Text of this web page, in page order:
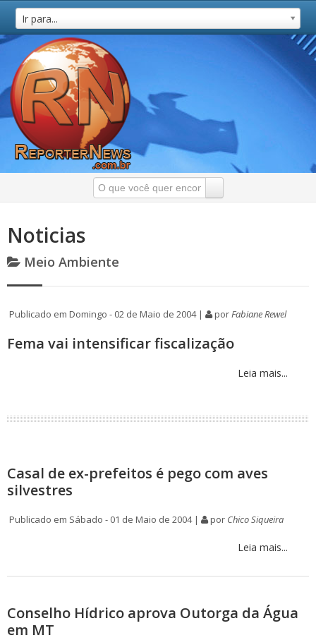
Ir para...
Noticias
Meio Ambiente
Publicado em Domingo - 02 de Maio de 2004 | porFabiane Rewel
Fema vai intensificar fiscalização
Leia mais...
Casal de ex-prefeitos é pego com aves
silvestres
Publicado em Sábado - 01 de Maio de 2004 | por Chico Siqueira
Leia mais...
Conselho Hídrico aprova Outorga da Água
em MT